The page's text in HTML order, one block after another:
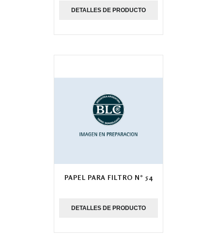
DETALLES DE PRODUCTO
PAPEL PARA FILTRO N° 54
DETALLES DE PRODUCTO